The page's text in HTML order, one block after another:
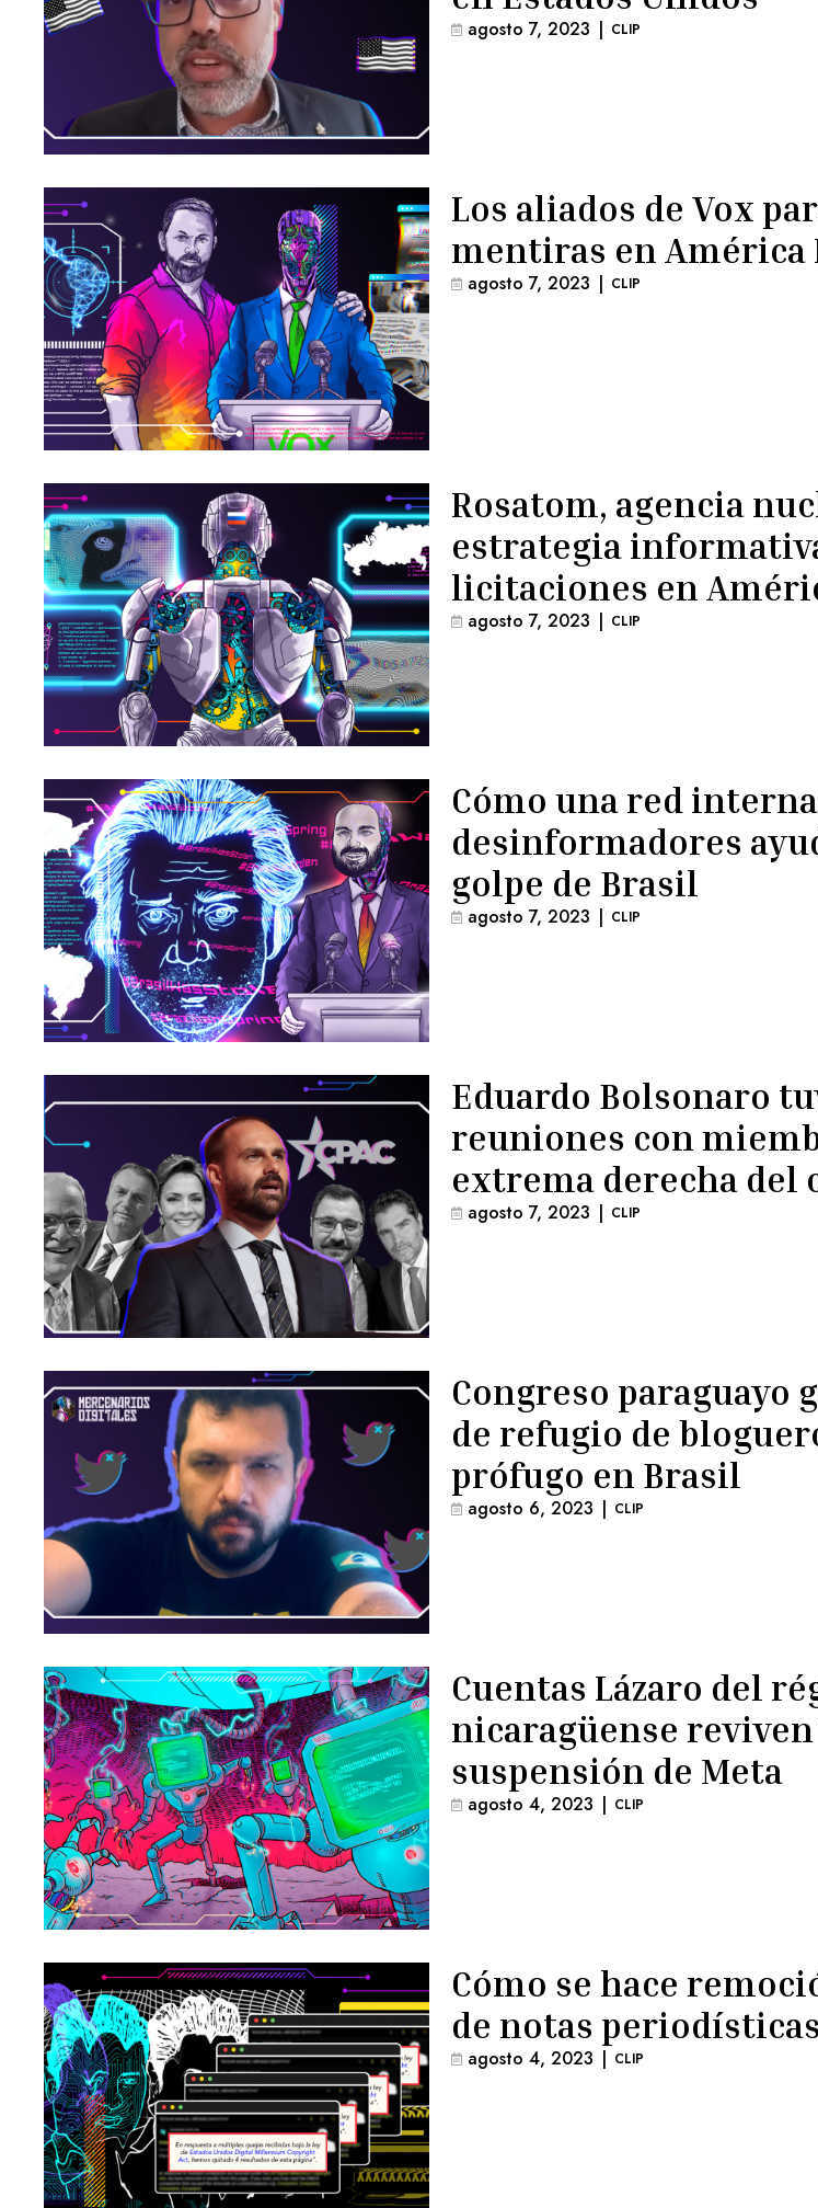
agosto 7, 2023 | CLIP
Los aliados de Vox
mentiras en América
agosto 7, 2023 | CLIP
Rosatom, agencia
estrategia
licitaciones en
agosto 7, 2023 | CLIP
Cómo una red
desinformadores
golpe de Brasil
agosto 7, 2023 | CLIP
Eduardo Bolsonaro
reuniones con
extrema derecha del
agosto 7, 2023 | CLIP
Congreso paraguayo
de refugio de
prófugo en Brasil
agosto 6, 2023 | CLIP
Cuentas Lázaro del
nicaragüense
suspensión de Meta
agosto 4, 2023 | CLIP
Cómo se hace
de notas
agosto 4, 2023 | CLIP